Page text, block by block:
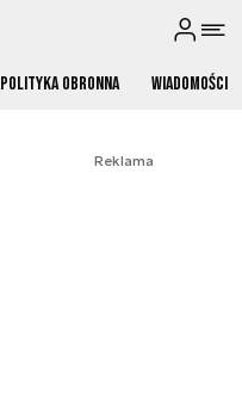
Polityka obronna Wiadomości
Reklama